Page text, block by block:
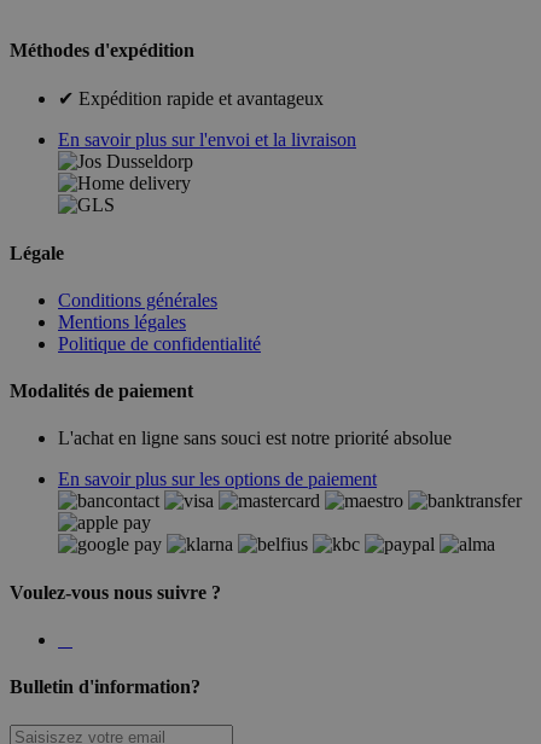
Méthodes d'expédition
✔ Expédition rapide et avantageux
En savoir plus sur l'envoi et la livraison
Légale
Conditions générales
Mentions légales
Politique de confidentialité
Modalités de paiement
L'achat en ligne sans souci est notre priorité absolue
En savoir plus sur les options de paiement
Voulez-vous nous suivre ?
Bulletin d'information?